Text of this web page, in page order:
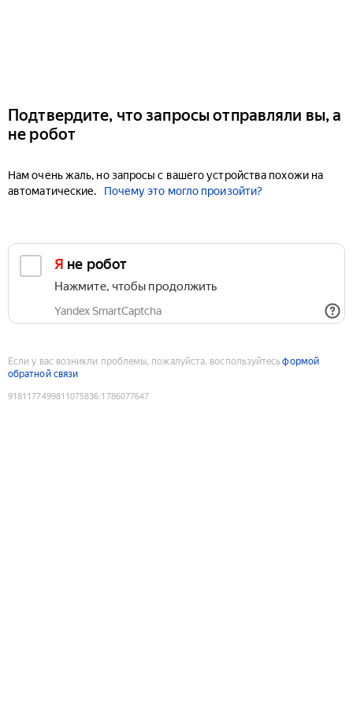
Подтвердите, что запросы отправляли вы, а
не робот
Нам очень жаль, но запросы с вашего устройства похожи на
автоматические.
Почему это могло произойти?
Я не робот
Нажмите, чтобы продолжить
Yandex SmartCaptcha
Если у вас возникли проблемы, пожалуйста, воспользуйтесьформой
обратной связи
9181177499811075836:1786077647